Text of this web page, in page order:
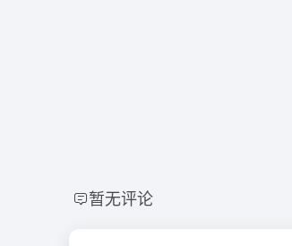
暂无评论